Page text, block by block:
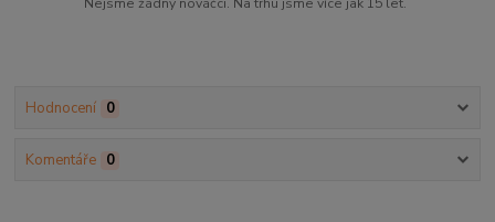
Nejsme žádný nováčci. Na trhu jsme více jak 15 let.
Hodnocení 0
Komentáře 0